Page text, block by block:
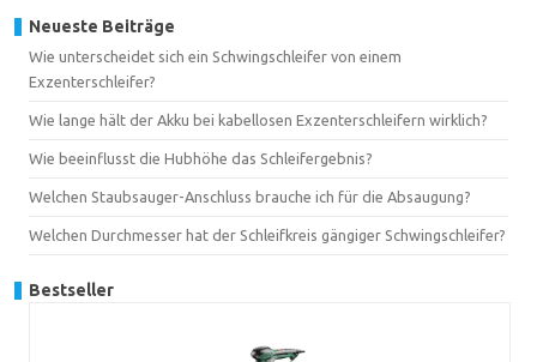
Neueste Beiträge
Wie unterscheidet sich ein Schwingschleifer von einem
Exzenterschleifer?
Wie lange hält der Akku bei kabellosen Exzenterschleifern wirklich?
Wie beeinflusst die Hubhöhe das Schleifergebnis?
Welchen Staubsauger-Anschluss brauche ich für die Absaugung?
Welchen Durchmesser hat der Schleifkreis gängiger Schwingschleifer?
Bestseller